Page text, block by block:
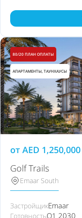
80/20 ПЛАН ОПЛАТЫ
АПАРТАМЕНТЫ, ТАУНХАУСЫ
от AED 1,250,000
Golf Trails
Emaar South
ЗастройщикEmaar
ГотовностьQ1 2030